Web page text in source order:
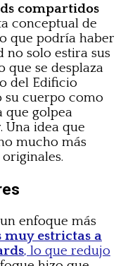
compartidos
conceptual de
que podría haber
no solo estira sus
que se desplaza
del Edificio
su cuerpo como
que golpea
Una idea que
mucho más
enfoque más
muy estrictas a
, lo que redujo